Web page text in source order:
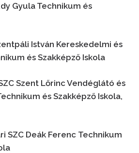
Gyula Technikum és
István Kereskedelmi és
és Szakképző Iskola
Szent Lőrinc Vendéglátó és
és Szakképző Iskola,
SZC Deák Ferenc Technikum